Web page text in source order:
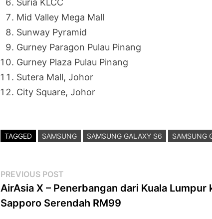
Suria KLCC
Mid Valley Mega Mall
Sunway Pyramid
Gurney Paragon Pulau Pinang
Gurney Plaza Pulau Pinang
Sutera Mall, Johor
City Square, Johor
TAGGED SAMSUNG SAMSUNG GALAXY S6 SAMSUNG
Post
navigation
PREVIOUS POST
post:
AirAsia X – Penerbangan dari Kuala Lumpur
Sapporo Serendah RM99